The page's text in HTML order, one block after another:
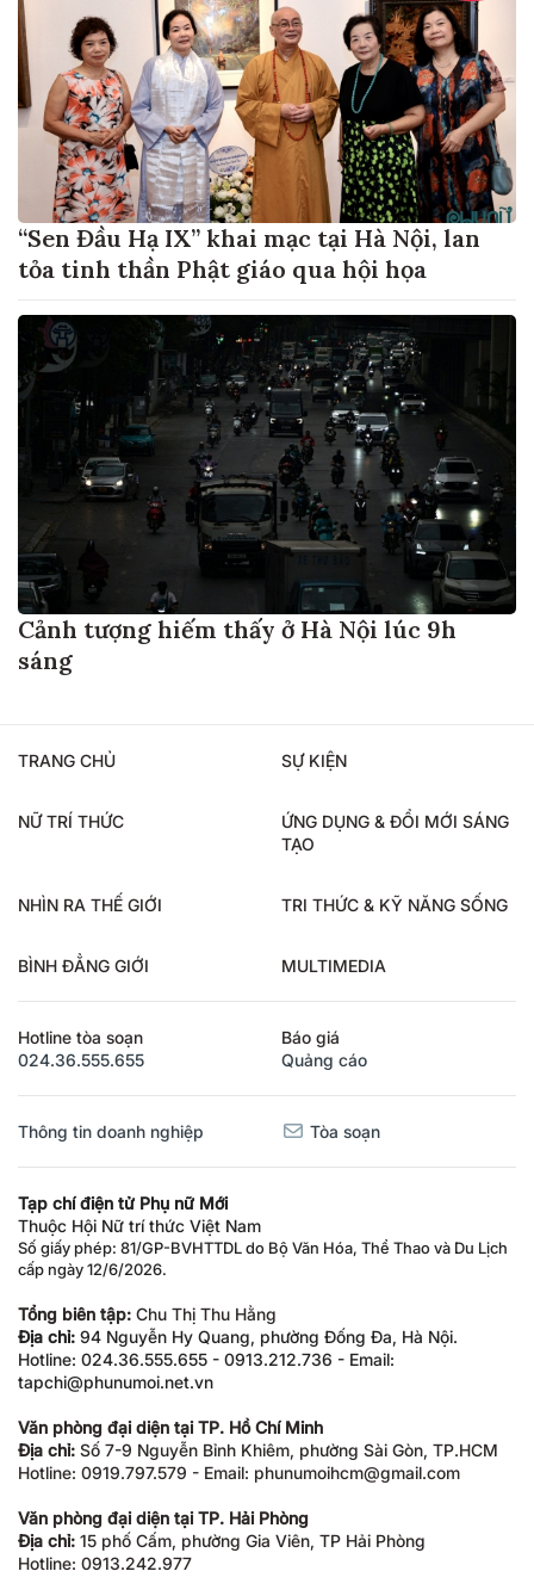
“Sen Đầu Hạ IX” khai mạc tại Hà Nội, lan
tỏa tinh thần Phật giáo qua hội họa
Cảnh tượng hiếm thấy ở Hà Nội lúc 9h
sáng
TRANG CHỦ SỰ KIỆN
NỮ TRÍ THỨC
ỨNG DỤNG & ĐỔI MỚI SÁNG
TẠO
NHÌN RA THẾ GIỚI TRI THỨC & KỸ NĂNG SỐNG
BÌNH ĐẲNG GIỚI MULTIMEDIA
Hotline tòa soạn
024.36.555.655
Báo giá
Quảng cáo
Thông tin doanh nghiệp Tòa soạn
Tạp chí điện tử Phụ nữ Mới
Thuộc Hội Nữ trí thức Việt Nam
Số giấy phép: 81/GP-BVHTTDL do Bộ Văn Hóa, Thể Thao và Du Lịch
cấp ngày 12/6/2026.
Tổng biên tập: Chu Thị Thu Hằng
Địa chỉ: 94 Nguyễn Hy Quang, phường Đống Đa, Hà Nội.
Hotline: 024.36.555.655 - 0913.212.736 - Email:
tapchi@phunumoi.net.vn
Văn phòng đại diện tại TP. Hồ Chí Minh
Địa chỉ: Số 7-9 Nguyễn Bỉnh Khiêm, phường Sài Gòn, TP.HCM
Hotline: 0919.797.579 - Email: phunumoihcm@gmail.com
Văn phòng đại diện tại TP. Hải Phòng
Địa chỉ: 15 phố Cấm, phường Gia Viên, TP Hải Phòng
Hotline: 0913.242.977